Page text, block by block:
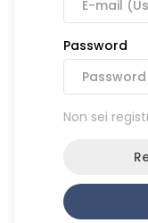
Password
Non sei